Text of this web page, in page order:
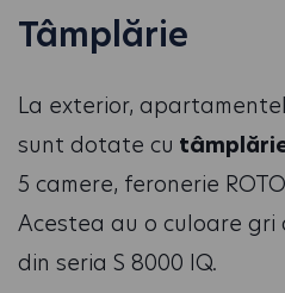
Tâmplărie
La exterior,
sunt dotate cu
5 camere, feronerie
Acestea au o culoare
din seria S 8000 IQ.